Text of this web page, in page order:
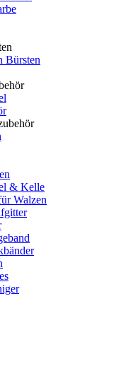
Bürsten
& Kelle
Walzen